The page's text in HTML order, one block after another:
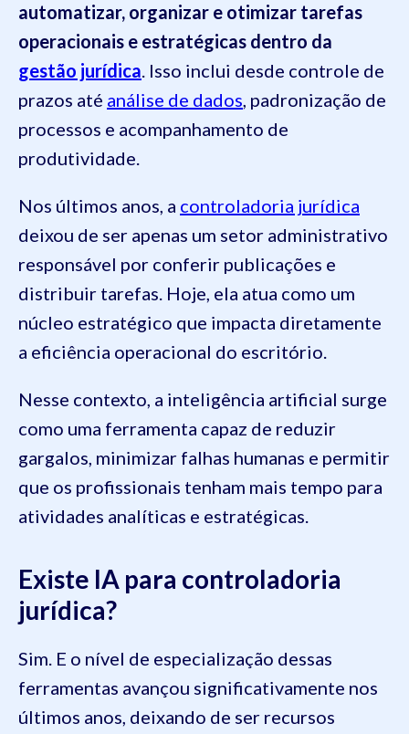
automatizar, organizar e otimizar tarefas
operacionais e estratégicas dentro da
gestão jurídica. Isso inclui desde controle de
prazos até análise de dados, padronização de
processos e acompanhamento de
produtividade.
Nos últimos anos, a controladoria jurídica
deixou de ser apenas um setor administrativo
responsável por conferir publicações e
distribuir tarefas. Hoje, ela atua como um
núcleo estratégico que impacta diretamente
a eficiência operacional do escritório.
Nesse contexto, a inteligência artificial surge
como uma ferramenta capaz de reduzir
gargalos, minimizar falhas humanas e permitir
que os profissionais tenham mais tempo para
atividades analíticas e estratégicas.
Existe IA para controladoria
jurídica?
Sim. E o nível de especialização dessas
ferramentas avançou significativamente nos
últimos anos, deixando de ser recursos